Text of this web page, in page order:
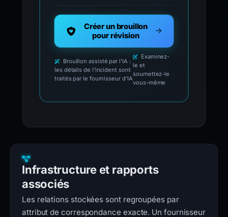
Créer un brouillon
pour révision
Brouillon assisté par l'IA :
les détails de l'incident sont
traités par le fournisseur d'IA
Examinez-
le et
soumettez-le
vous-même
Infrastructure et rapports
associés
Les relations stockées sont regroupées par
attribut de correspondance exacte. Un fournisseur